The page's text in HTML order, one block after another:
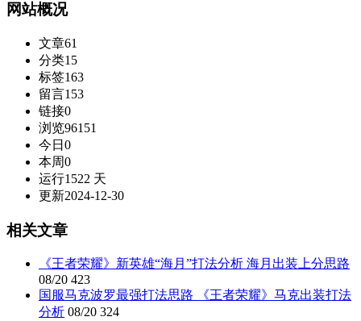
网站概况
文章61
分类15
标签163
留言153
链接0
浏览96151
今日 0
本周0
运行1522 天
更新2024-12-30
相关文章
《王者荣耀》新英雄“海月”打法分析 海月出装上分思路
08/20 423
国服马克波罗最强打法思路 《王者荣耀》马克出装打法
分析 08/20 324